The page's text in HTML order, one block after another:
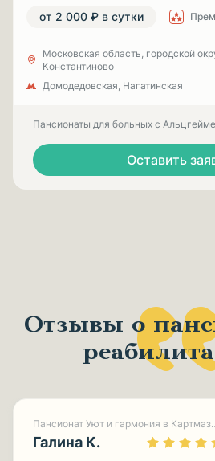
от 2 000 ₽ в сутки
Московская область, городской
Константиново
Домодедовская, Нагатинская
Пансионаты для больных с
Оставить
Отзывы о
Пансионат
Галина К.